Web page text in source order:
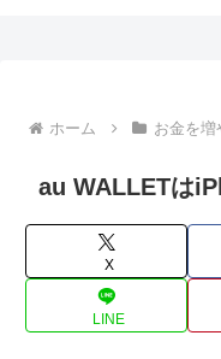
ホーム お金を増
au WALLETは
X
LINE